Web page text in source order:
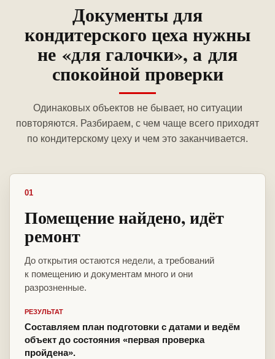
Документы для
кондитерского цеха нужны
не «для галочки», а для
спокойной проверки
Одинаковых объектов не бывает, но ситуации
повторяются. Разбираем, с чем чаще всего приходят
по кондитерскому цеху и чем это заканчивается.
01
Помещение найдено, идёт
ремонт
До открытия остаются недели, а требований
к помещению и документам много и они
разрозненные.
РЕЗУЛЬТАТ
Составляем план подготовки с датами и ведём
объект до состояния «первая проверка
пройдена».